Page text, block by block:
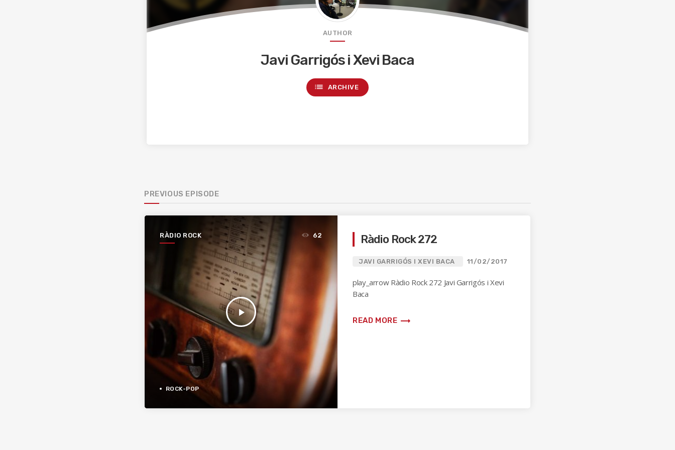
AUTHOR
Javi Garrigós i Xevi Baca
list ARCHIVE
PREVIOUS EPISODE
RÀDIO ROCK
play_arrow
62
ROCK-POP
Ràdio Rock 272
JAVI GARRIGÓS I XEVI BACA 11/02/2017
play_arrow Ràdio Rock 272 Javi Garrigós i Xevi
Baca
READ MORE trending_flat